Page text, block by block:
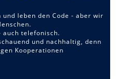
leben den Code - aber wir
telefonisch.
und nachhaltig, denn
Kooperationen